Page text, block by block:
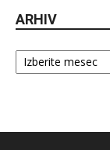
ARHIV
Arhiv